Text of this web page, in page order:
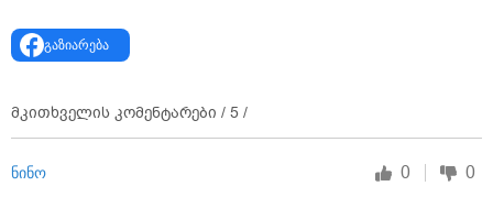
შეკრებილი ადამიანები ამბობენ, რომ აღნიშნულ
ადგილას მეჩეთი არ უნდა აშენდეს.
შორის მოლაპარაკება ვერ შედგა. როგორც მიქელაძე
"სამხრეთის კარიბჭესთან" ამბობს, ხელისუფლებამ
თავდაპირველი შეთანხმება შეცვლა და სოფელ
იჯარეთში ფართის გამოყოფა ადიგენში მდებარე
გაზიარება
მკითხველის კომენტარები / 5 /
ნინო 0 0